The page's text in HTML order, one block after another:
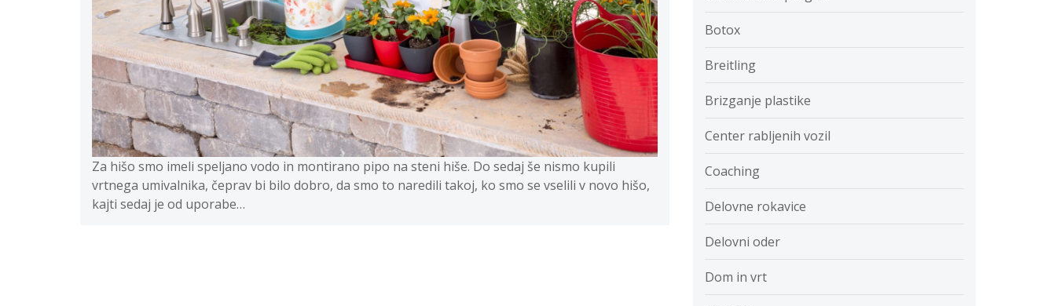
Za hišo smo imeli speljano vodo in montirano pipo na steni hiše. Do sedaj še nismo kupili
vrtnega umivalnika, čeprav bi bilo dobro, da smo to naredili takoj, ko smo se vselili v novo hišo,
kajti sedaj je od uporabe…
Botox
Breitling
Brizganje plastike
Center rabljenih vozil
Coaching
Delovne rokavice
Delovni oder
Dom in vrt